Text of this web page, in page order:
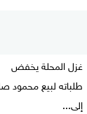
غزل المحلة يخفض
طلباته لبيع محمود
إلى...